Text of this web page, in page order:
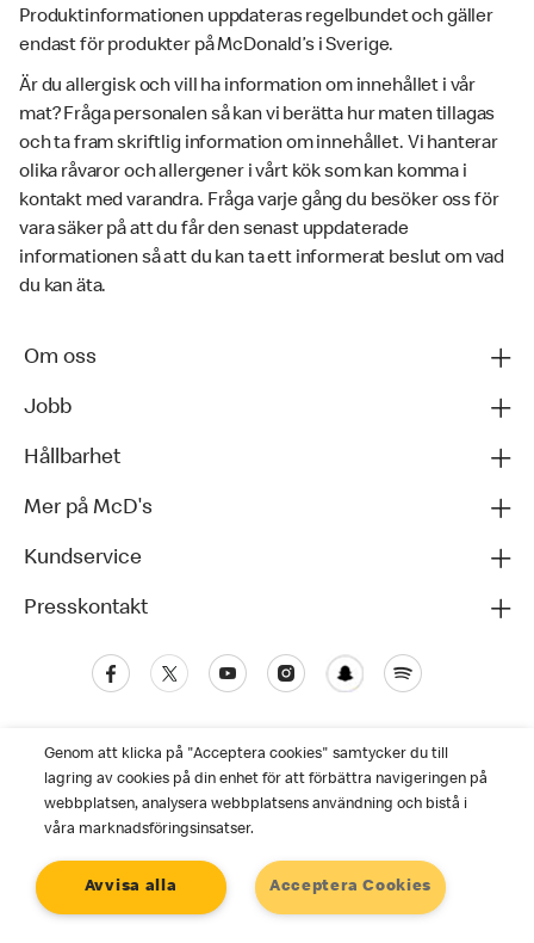
Produktinformationen uppdateras regelbundet och gäller
endast för produkter på McDonald’s i Sverige.
Är du allergisk och vill ha information om innehållet i vår
mat? Fråga personalen så kan vi berätta hur maten tillagas
och ta fram skriftlig information om innehållet. Vi hanterar
olika råvaror och allergener i vårt kök som kan komma i
kontakt med varandra. Fråga varje gång du besöker oss för
vara säker på att du får den senast uppdaterade
informationen så att du kan ta ett informerat beslut om vad
du kan äta.
Om oss
Jobb
Hållbarhet
Mer på McD's
Kundservice
Presskontakt
Kundservice
Personuppgiftspolicy Cookies Användarvillkor
Genom att klicka på "Acceptera cookies" samtycker du till
lagring av cookies på din enhet för att förbättra navigeringen på
webbplatsen, analysera webbplatsens användning och bistå i
våra marknadsföringsinsatser.
Acceptera Cookies
Avvisa alla